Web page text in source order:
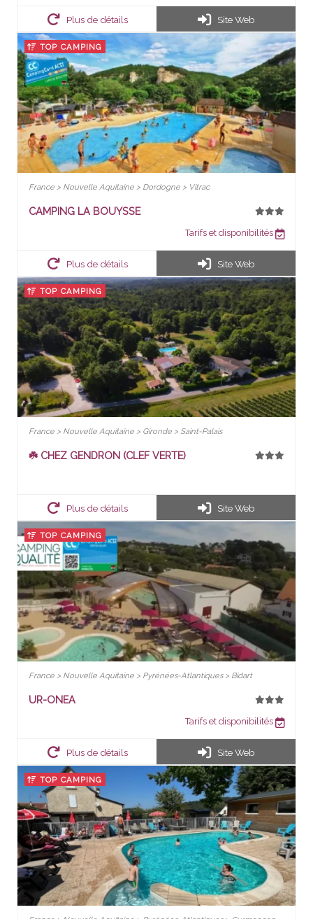
Plus de détails Site Web
TOP CAMPING
France > Nouvelle Aquitaine > Dordogne > Vitrac
CAMPING LA BOUYSSE
Tarifs et disponibilités
Plus de détails Site Web
TOP CAMPING
France > Nouvelle Aquitaine > Gironde > Saint-Palais
☘️ CHEZ GENDRON (CLEF VERTE)
Plus de détails Site Web
TOP CAMPING
France > Nouvelle Aquitaine > Pyrénées-Atlantiques > Bidart
UR-ONEA
Tarifs et disponibilités
Plus de détails Site Web
TOP CAMPING